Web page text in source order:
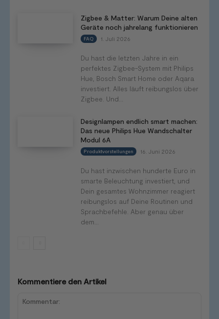
Zigbee & Matter: Warum Deine alten
Geräte noch jahrelang funktionieren
FAQ 1. Juli 2026
Du hast die letzten Jahre in ein
perfektes Zigbee-System mit Philips
Hue, Bosch Smart Home oder Aqara
investiert. Alles läuft reibungslos über
Zigbee. Und...
Designlampen endlich smart machen:
Das neue Philips Hue Wandschalter
Modul 6A
Produktvorstellungen 16. Juni 2026
Du hast inzwischen hunderte Euro in
smarte Beleuchtung investiert, und
Dein gesamtes Wohnzimmer reagiert
reibungslos auf Deine Routinen und
Sprachbefehle. Aber genau über
dem...
Kommentiere den Artikel